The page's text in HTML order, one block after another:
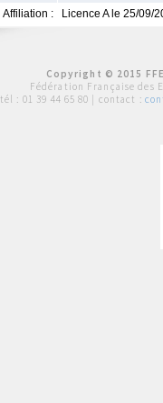
Affiliation :
Licence A le 25/09/
Copyright © 2015
Fédération Française des
tél : 01 39 44 65 80 | contact :